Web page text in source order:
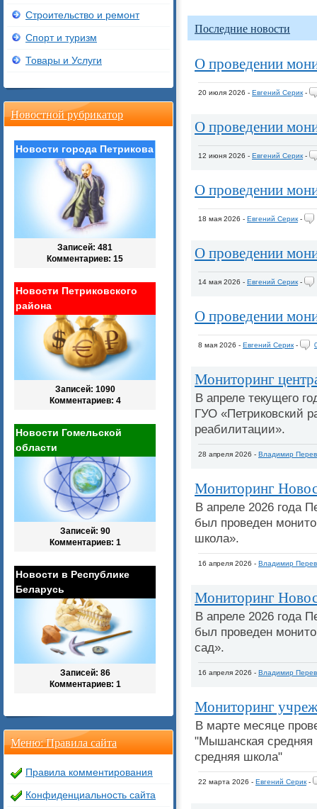
Последние новости
О проведении
20 июля 2026 - Евгений Серик -
О проведении
12 июня 2026 - Евгений Серик -
О проведении
18 мая 2026 - Евгений Серик -
О проведении
14 мая 2026 - Евгений Серик -
О проведении
8 мая 2026 - Евгений Серик -
Мониторинг
В апреле текущего
ГУО «Петриковский
реабилитации».
28 апреля 2026 - Владимир
Мониторинг
В апреле 2026 года
был проведен
школа».
16 апреля 2026 - Владимир
Мониторинг
В апреле 2026 года
был проведен
сад».
16 апреля 2026 - Владимир
Мониторинг
В марте месяце
"Мышанская средняя
средняя школа"
22 марта 2026 - Евгений Серик -
Строительство и ремонт
Спорт и туризм
Товары и Услуги
Новостной рубрикатор
Новости города Петрикова
Записей: 481
Комментариев: 15
Новости Петриковского
района
Записей: 1090
Комментариев: 4
Новости Гомельской
области
Записей: 90
Комментариев: 1
Новости в Республике
Беларусь
Записей: 86
Комментариев: 1
Меню: Правила сайта
Правила комментирования
Конфиденциальность сайта